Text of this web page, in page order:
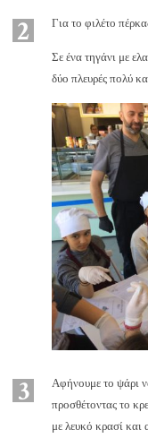
2 Για το φιλέτο
Σε ένα τηγάνι με
δύο πλευρές πολύ
3
Αφήνουμε το ψάρι
προσθέτοντας το
με λευκό κρασί και